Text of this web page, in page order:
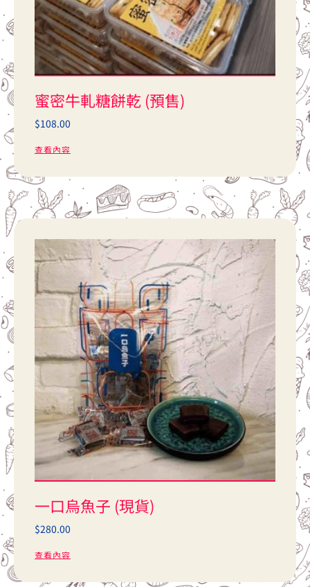
蜜密牛軋糖餅乾 (預售)
$108.00
查看內容
一口烏魚子 (現貨)
$280.00
查看內容